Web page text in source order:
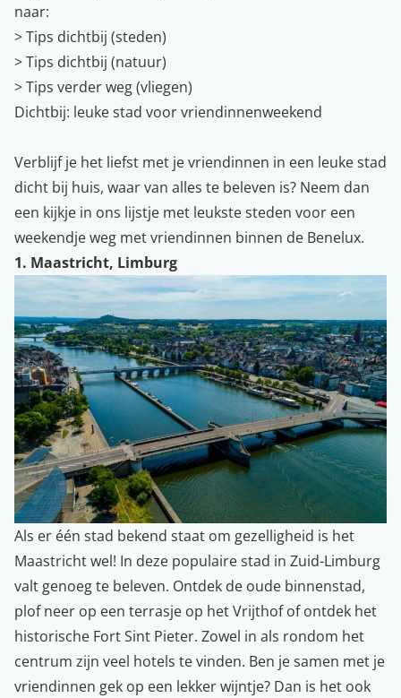
naar:
> Tips dichtbij (steden)
> Tips dichtbij (natuur)
> Tips verder weg (vliegen)
Dichtbij: leuke stad voor vriendinnenweekend
Verblijf je het liefst met je vriendinnen in een leuke stad
dicht bij huis, waar van alles te beleven is? Neem dan
een kijkje in ons lijstje met leukste steden voor een
weekendje weg met vriendinnen binnen de Benelux.
1. Maastricht, Limburg
Als er één stad bekend staat om gezelligheid is het
Maastricht wel! In deze populaire stad in Zuid-Limburg
valt genoeg te beleven. Ontdek de oude binnenstad,
plof neer op een terrasje op het Vrijthof of ontdek het
historische Fort Sint Pieter. Zowel in als rondom het
centrum zijn veel hotels te vinden. Ben je samen met je
vriendinnen gek op een lekker wijntje? Dan is het ook